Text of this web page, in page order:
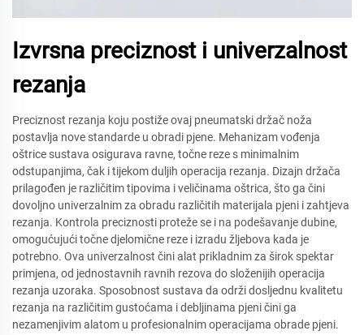
Izvrsna preciznost i univerzalnost
rezanja
Preciznost rezanja koju postiže ovaj pneumatski držač noža
postavlja nove standarde u obradi pjene. Mehanizam vođenja
oštrice sustava osigurava ravne, točne reze s minimalnim
odstupanjima, čak i tijekom duljih operacija rezanja. Dizajn držača
prilagođen je različitim tipovima i veličinama oštrica, što ga čini
dovoljno univerzalnim za obradu različitih materijala pjeni i zahtjeva
rezanja. Kontrola preciznosti proteže se i na podešavanje dubine,
omogućujući točne djelomične reze i izradu žljebova kada je
potrebno. Ova univerzalnost čini alat prikladnim za širok spektar
primjena, od jednostavnih ravnih rezova do složenijih operacija
rezanja uzoraka. Sposobnost sustava da održi dosljednu kvalitetu
rezanja na različitim gustoćama i debljinama pjeni čini ga
nezamenjivim alatom u profesionalnim operacijama obrade pjeni.